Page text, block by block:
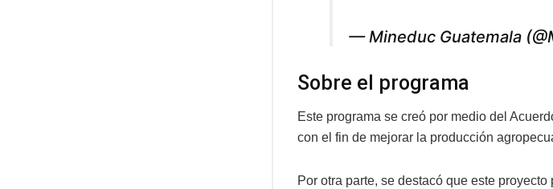
— Mineduc Guatemala
Sobre el programa
Este programa se creó por medio del
con el fin de mejorar la producción
Por otra parte, se destacó que este